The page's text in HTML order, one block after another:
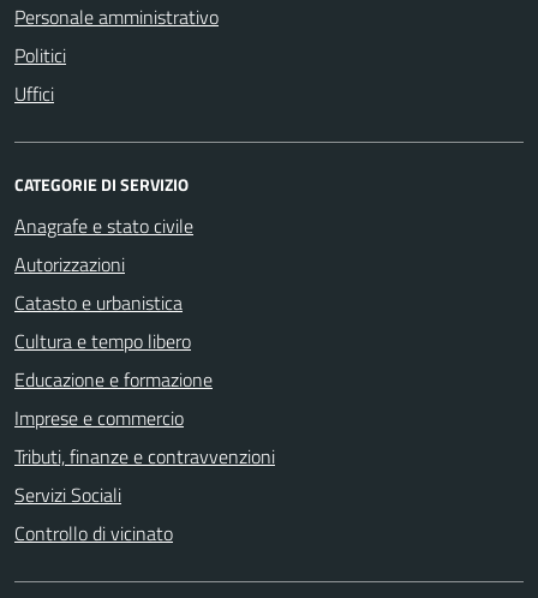
Personale amministrativo
Politici
Uffici
CATEGORIE DI SERVIZIO
Anagrafe e stato civile
Autorizzazioni
Catasto e urbanistica
Cultura e tempo libero
Educazione e formazione
Imprese e commercio
Tributi, finanze e contravvenzioni
Servizi Sociali
Controllo di vicinato